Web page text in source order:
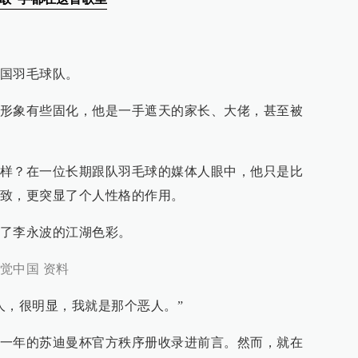
羽毛球队。
象有些固化，他是一手遮天的家长、大佬，甚至被
？在一位长期跟队羽毛球的媒体人眼中，他只是比
，更突显了个人性格的作用。
李永波的江湖色彩。
中国 资料
很明显，我就是那个恶人。”
年的苏迪曼杯官方秩序册收录进前言。然而，就在